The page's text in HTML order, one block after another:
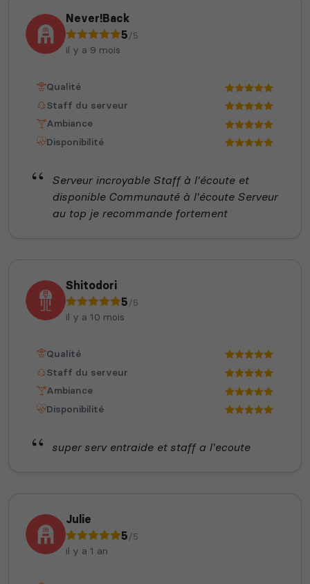
Never!Back
5/5
il y a 9 mois
Qualité
Staff du serveur
Ambiance
Disponibilité
Serveur incroyable Staff à l'écoute et
disponible Communauté à l'écoute Serveur
au top je recommande fortement
Shitodori
5/5
il y a 10 mois
Qualité
Staff du serveur
Ambiance
Disponibilité
super serv entraide et staff a l'ecoute
Julie
5/5
il y a 1 an